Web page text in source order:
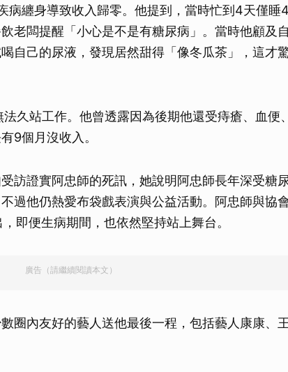
病纏身導致收入歸零。他提到，當時忙到4天僅睡
老闆提醒「小心是不是有糖尿病」。當時他顧及
自己的尿液，發現居然甜得「像冬瓜茶」，這才
久站工作。他曾透露因為後期他還受痔瘡、血便
9個月沒收入。
訪證實阿忠師的死訊，她說明阿忠師長年深受糖
過他仍熱愛布袋戲表演與公益活動。阿忠師與協
即便生病期間，也依然堅持站上舞台。
廣告（請繼續閱讀本文）
圈內友好的藝人送他最後一程，包括藝人康康、